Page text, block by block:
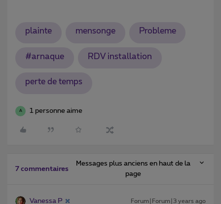
plainte mensonge Probleme
#arnaque RDV installation
perte de temps
A 1 personne aime
7 commentaires
Messages plus anciens en haut de la
page
Vanessa P Forum|Forum|3 years ago